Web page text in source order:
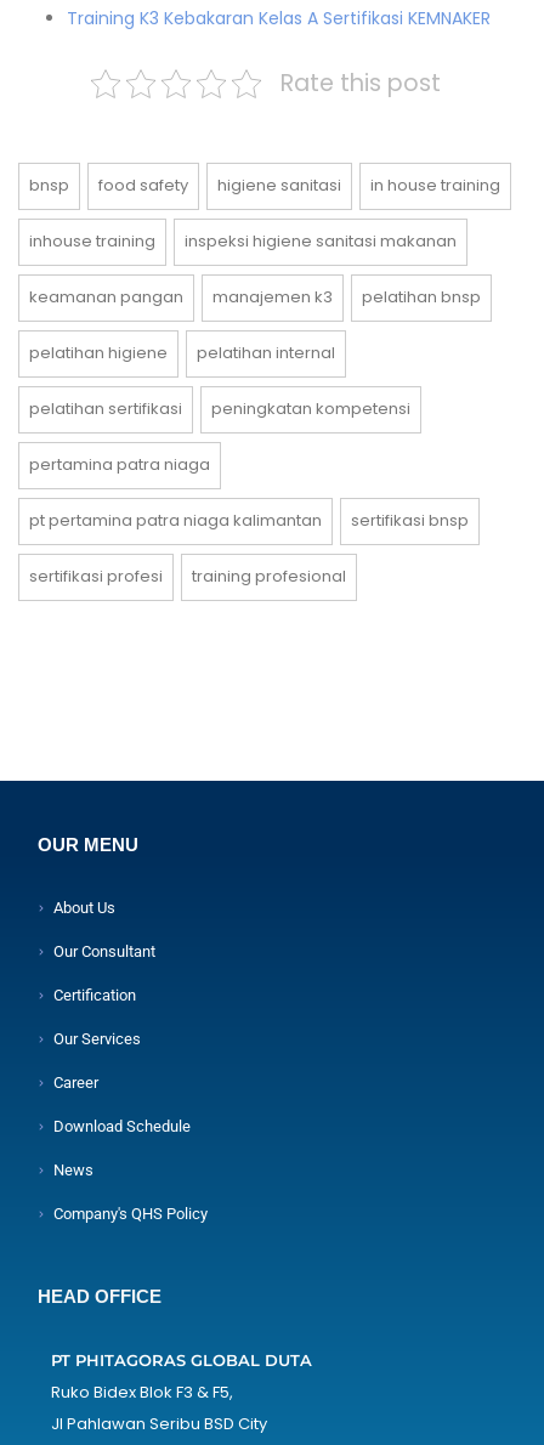
Training K3 Kebakaran Kelas A Sertifikasi KEMNAKER
Rate this post
bnsp food safety higiene sanitasi in house training
inhouse training inspeksi higiene sanitasi makanan
keamanan pangan manajemen k3 pelatihan bnsp
pelatihan higiene pelatihan internal
pelatihan sertifikasi peningkatan kompetensi
pertamina patra niaga
pt pertamina patra niaga kalimantan sertifikasi bnsp
sertifikasi profesi training profesional
OUR MENU
About Us
Our Consultant
Certification
Our Services
Career
Download Schedule
News
Company's QHS Policy
HEAD OFFICE
PT PHITAGORAS GLOBAL DUTA
Ruko Bidex Blok F3 & F5,
Jl Pahlawan Seribu BSD City